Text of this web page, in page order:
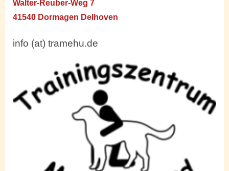
Walter-Reuber-Weg 7
41540 Dormagen Delhoven
info (at) tramehu.de